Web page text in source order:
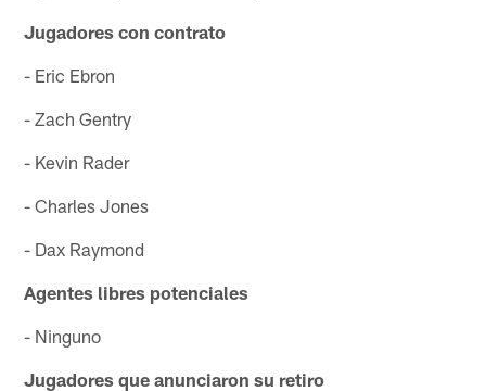
Jugadores con contrato
- Eric Ebron
- Zach Gentry
- Kevin Rader
- Charles Jones
- Dax Raymond
Agentes libres potenciales
- Ninguno
Jugadores que anunciaron su retiro